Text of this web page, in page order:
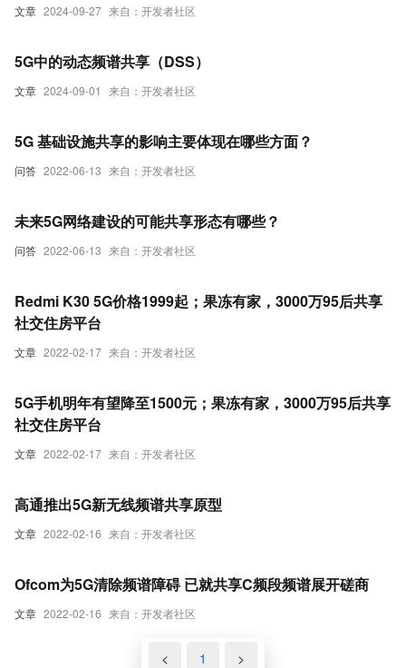
文章 2024-09-27 来自：开发者社区
文章 2024-09-01 来自：开发者社区
5G中的动态频谱共享（DSS）
问答 2022-06-13 来自：开发者社区
5G 基础设施共享的影响主要体现在哪些方面？
问答 2022-06-13 来自：开发者社区
未来5G网络建设的可能共享形态有哪些？
文章 2022-02-17 来自：开发者社区
Redmi K30 5G价格1999起；果冻有家，3000万95后共享
社交住房平台
文章 2022-02-17 来自：开发者社区
5G手机明年有望降至1500元；果冻有家，3000万95后共享
社交住房平台
文章 2022-02-16 来自：开发者社区
高通推出5G新无线频谱共享原型
文章 2022-02-16 来自：开发者社区
Ofcom为5G清除频谱障碍 已就共享C频段频谱展开磋商
< 1 >